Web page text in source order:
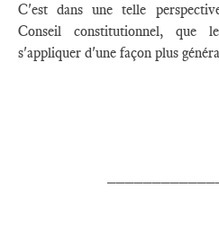
C'est dans une telle
Conseil constitutionnel, que
s'appliquer d'une façon plus